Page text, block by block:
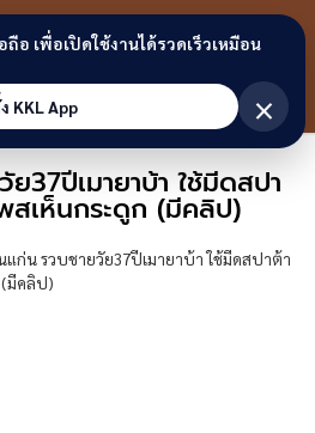
ขอนแก่น
ลิงก์
37ปีเมายาบ้า ใช้มีดสปา
เห็นกระดูก (มีคลิป)
แก่น รวบชายวัย37ปีเมายาบ้า ใช้มีดสปาต้า
มีคลิป)
อ เพื่อเปิดใช้งานได้รวดเร็วเหมือน
KKL App
×